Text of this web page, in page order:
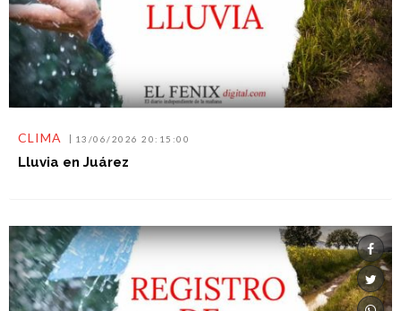
CLIMA 13/06/2026 20:15:00
Lluvia en Juárez